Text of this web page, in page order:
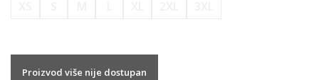
Proizvod više nije dostupan